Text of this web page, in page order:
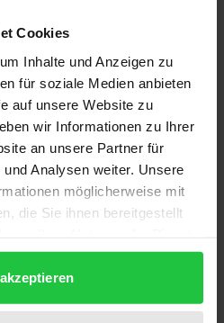
Cookies
Inhalte und Anzeigen zu
für soziale Medien anbieten
auf unsere Website zu
wir Informationen zu Ihrer
an unsere Partner für
Analysen weiter. Unsere
möglicherweise mit
die Sie ihnen bereitgestellt
desto
Bilder treffen den Kern?
über das, was die
ihre Erfahrungen,
Wünsche, ihre Erfolge
motivierenden Kräfte,
Welche dieser
die Bezeichnung „Bildnis“?
zu
wie Lully, Bach, Haydn,
oder Ravel geht Ute